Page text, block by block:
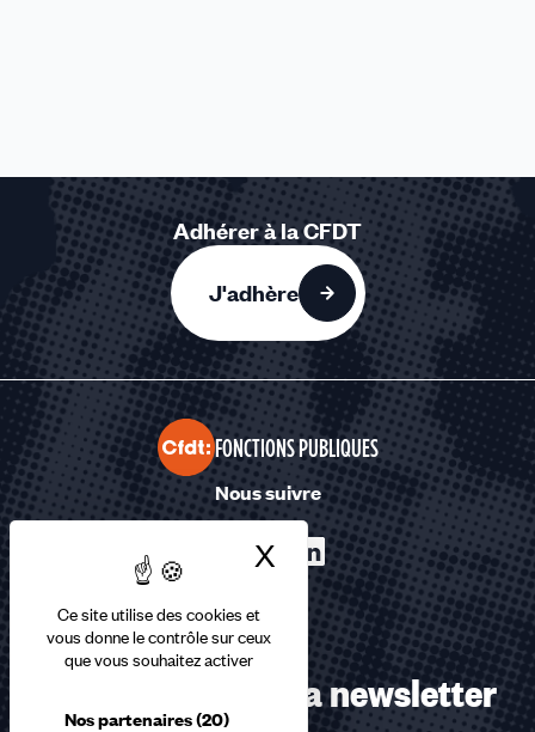
Ce site utilise des cookies et
vous donne le contrôle sur ceux
que vous souhaitez activer
Nos partenaires(20)
X Masquer le
Adhérer à la CFDT
J'adhère
FONCTIONS PUBLIQUES
Nous suivre
Abonnez-vous à la newsletter